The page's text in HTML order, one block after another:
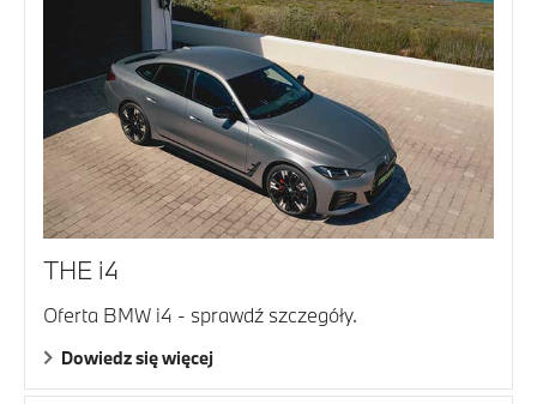
THE i4
Oferta BMW i4 - sprawdź szczegóły.
Dowiedz się więcej